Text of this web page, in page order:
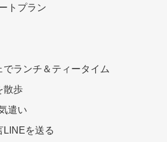
トプラン
でランチ＆ティータイム
散歩
遣い
LINEを送る